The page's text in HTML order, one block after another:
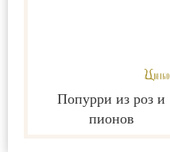
Попурри из роз и
пионов